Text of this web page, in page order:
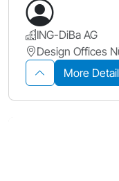
ING-DiBa AG
Design Offices
More